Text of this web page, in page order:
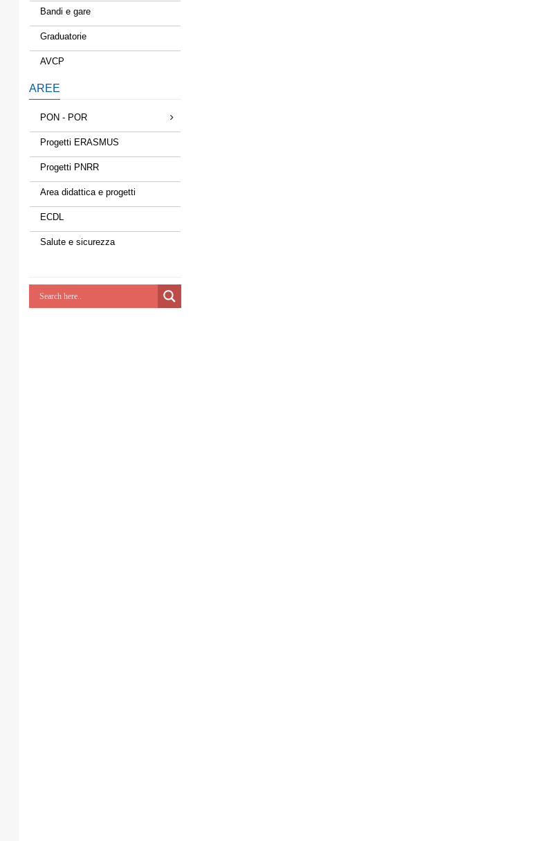
Bandi e gare
Graduatorie
AVCP
AREE
PON - POR
Progetti ERASMUS
Progetti PNRR
Area didattica e progetti
ECDL
Salute e sicurezza